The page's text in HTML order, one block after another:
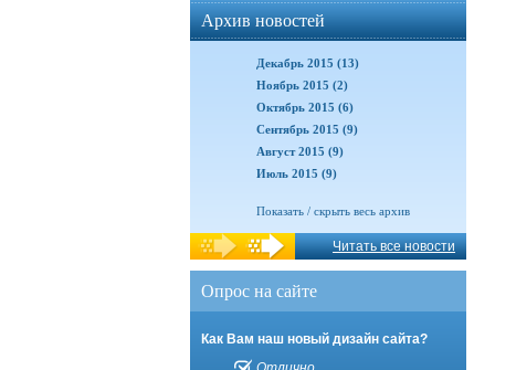
Архив новостей
Декабрь 2015 (13)
Ноябрь 2015 (2)
Октябрь 2015 (6)
Сентябрь 2015 (9)
Август 2015 (9)
Июль 2015 (9)
Показать / скрыть весь архив
Читать все новости
Опрос на сайте
Как Вам наш новый дизайн сайта?